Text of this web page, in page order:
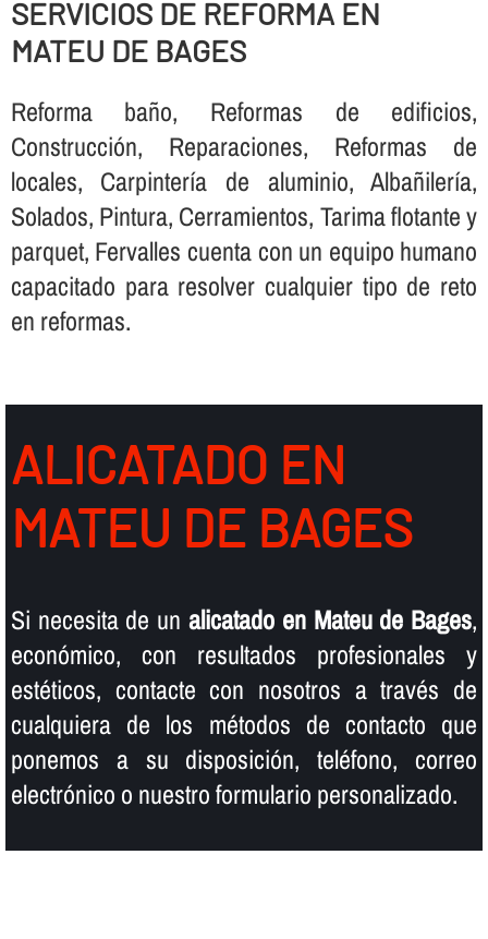
SERVICIOS DE REFORMA EN
MATEU DE BAGES
Reforma baño, Reformas de edificios,
Construcción, Reparaciones, Reformas de
locales, Carpinterí­a de aluminio, Albañilerí­a,
Solados, Pintura, Cerramientos, Tarima flotante y
parquet, Fervalles cuenta con un equipo humano
capacitado para resolver cualquier tipo de reto
en reformas.
ALICATADO EN
MATEU DE BAGES
Si necesita de un alicatado en Mateu de Bages,
económico, con resultados profesionales y
estéticos, contacte con nosotros a través de
cualquiera de los métodos de contacto que
ponemos a su disposición, teléfono, correo
electrónico o nuestro formulario personalizado.